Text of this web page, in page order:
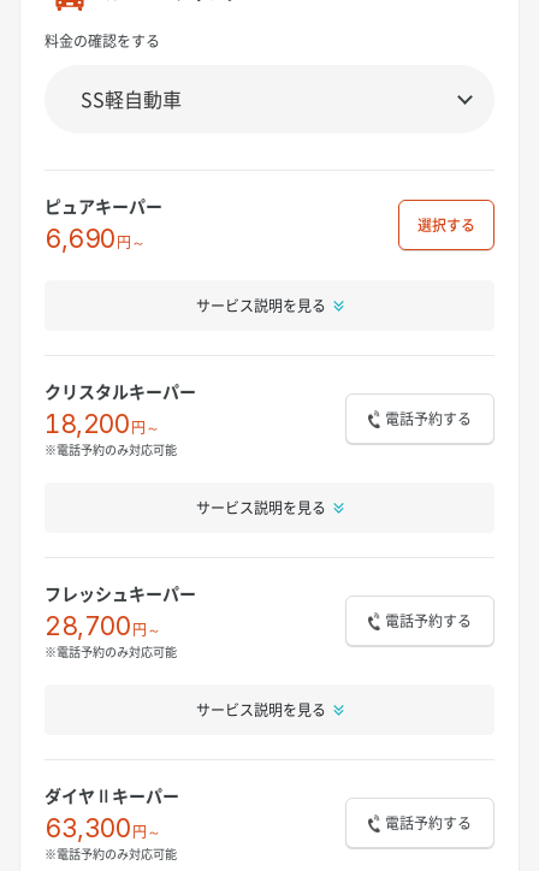
料金の確認をする
ピュアキーパー
6,690円～
選択
サービス説明を見る
クリスタルキーパー
18,200円～
※電話予約のみ対応可能
電話予約する
サービス説明を見る
フレッシュキーパー
28,700円～
※電話予約のみ対応可能
電話予約する
サービス説明を見る
ダイヤⅡキーパー
63,300円～
※電話予約のみ対応可能
電話予約する